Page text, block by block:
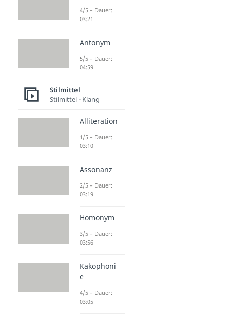
4/5 – Dauer:
03:21
Antonym
5/5 – Dauer:
04:59
Stilmittel
Stilmittel - Klang
Alliteration
1/5 – Dauer:
03:10
Assonanz
2/5 – Dauer:
03:19
Homonym
3/5 – Dauer:
03:56
Kakophoni
e
4/5 – Dauer:
03:05